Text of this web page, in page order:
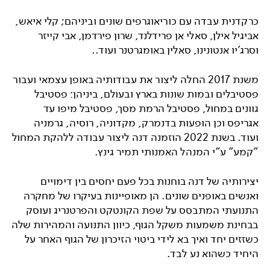
כרקדנית עבדה עם כוריאוגרפים שונים וביניהם; קלי איאש,
אביגיל אילן, סאלי אן פרידלנד, שרון פירדמן, אבי קייזר
וסרג'יו אנטונינו, סאלין באומגרטנר ועוד..
משנת 2017 החלה ליצור את עבודותיה באופן עצמאי ועבור
פסטיבלים ובמות שונות בארץ ובעולם, ביניהן: פסטיבל
גוונים במחול, פסטיבל הרמת מסך, פסטיבל מיפו עד
אגריפס וכן הופעות בדנמרק, מקדוניה, רוסיה, גרמניה
ועוד. בשנת 2022 הוזמנה דנה ליצור עבודה ללהקת המחול
"קמע" ע"י המנהל האמנותי תמיר גינץ.
יצירותיה של דנה בוחנות בכל פעם יחסים בין דימויים
ואנשים באופנים שונים. הן מאופיינות בעיקרו של מחקרה
התנועתי המתבסס על שפת הקונטקט והפרטנריג ועוסק
בבחינת משמעות משקל הגוף, כיוון התנועה והמהירות שלה
כשזזים יחד ואיך בא לידי ביטוי הזיכרון של הגוף האחר על
היחיד כשהוא נע לבד.